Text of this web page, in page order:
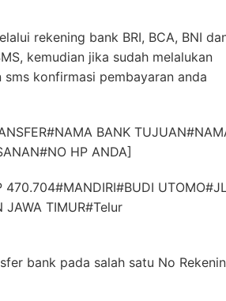
rekening bank BRI, BCA, BNI
kemudian jika sudah melalukan
konfirmasi pembayaran anda
BANK
HP ANDA]
470.704#MANDIRI#BUDI
JAWA TIMUR#Telur
bank pada salah satu No